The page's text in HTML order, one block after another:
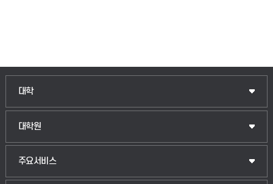
대학
대학원
주요서비스